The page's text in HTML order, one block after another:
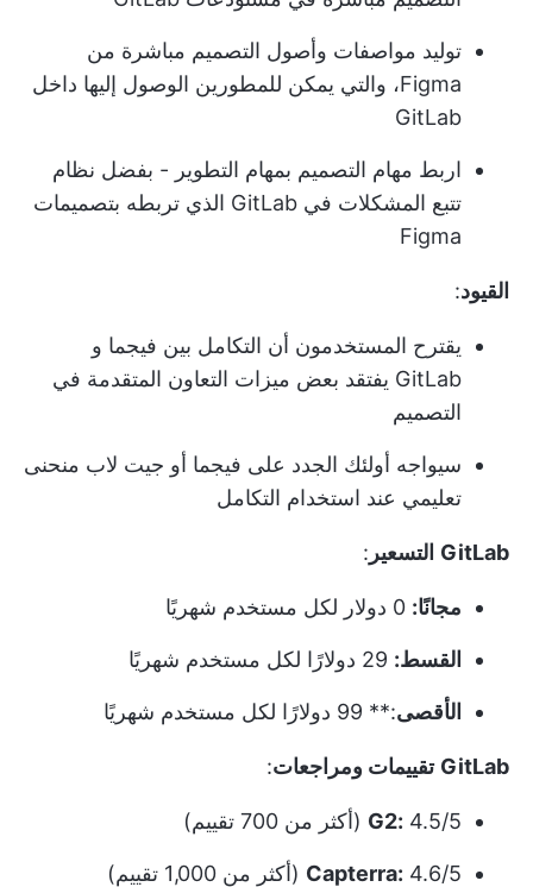
توليد مواصفات وأصول التصميم مباشرة من
Figma، والتي يمكن للمطورين الوصول إليها داخل
GitLab
اربط مهام التصميم بمهام التطوير - بفضل نظام
تتبع المشكلات في GitLab الذي تربطه بتصميمات
Figma
القيود:
يقترح المستخدمون أن التكامل بين فيجما و
GitLab يفتقد بعض ميزات التعاون المتقدمة في
التصميم
سيواجه أولئك الجدد على فيجما أو جيت لاب منحنى
تعليمي عند استخدام التكامل
GitLab التسعير :
مجانًا:
القسط:
الأقصى:** 99 دولارًا لكل مستخدم شهريًا
GitLab تقييمات ومراجعات:
G2: 4.5/5 (أكثر من 700 تقييم)
Capterra: 4.6/5 (أكثر من 1,000 تقييم)